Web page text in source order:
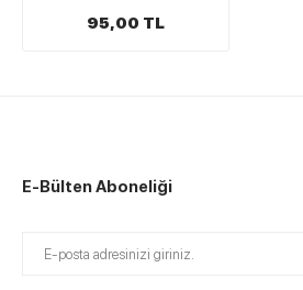
95,00 TL
E-Bülten Aboneliği